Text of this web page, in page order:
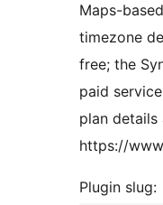
Maps-
timezone
free; the
paid
plan details
https://
Plugin slug: